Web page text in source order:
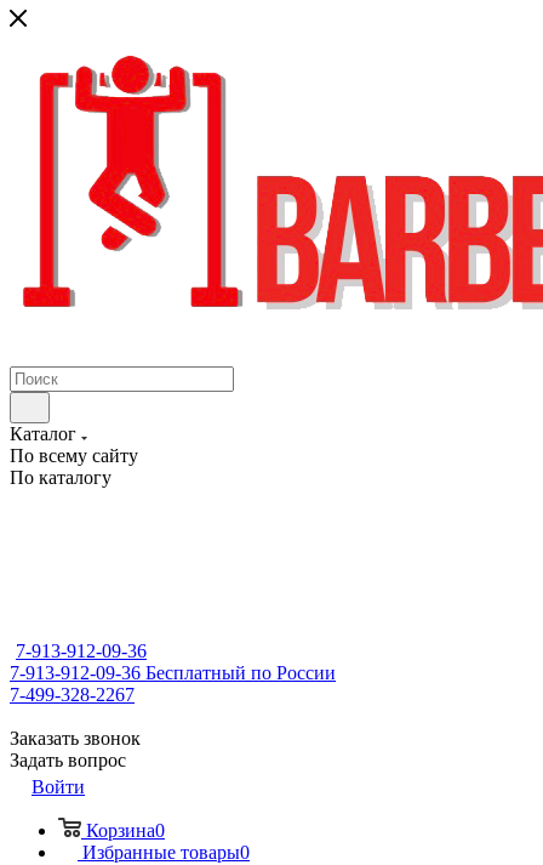
Каталог
По всему сайту
По каталогу
7-913-912-09-36
7-913-912-09-36 Бесплатный по России
7-499-328-2267
Заказать звонок
Задать вопрос
Войти
Корзина0
Избранные товары0